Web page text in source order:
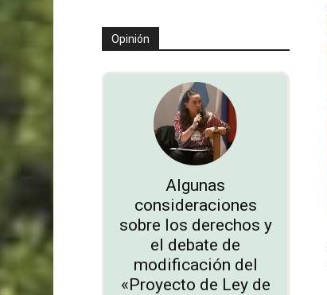
Opinión
Algunas
consideraciones
sobre los derechos y
el debate de
modificación del
«Proyecto de Ley de